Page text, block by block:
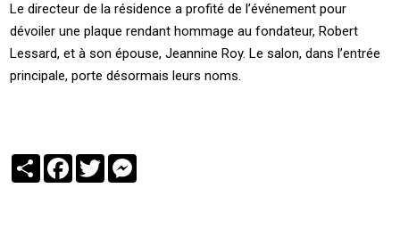
Le directeur de la résidence a profité de l’événement pour
dévoiler une plaque rendant hommage au fondateur, Robert
Lessard, et à son épouse, Jeannine Roy. Le salon, dans l’entrée
principale, porte désormais leurs noms.
PartagerFacebook
Twitter